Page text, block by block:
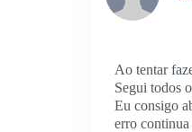
Ao tentar
Segui todos
Eu consigo
erro continua